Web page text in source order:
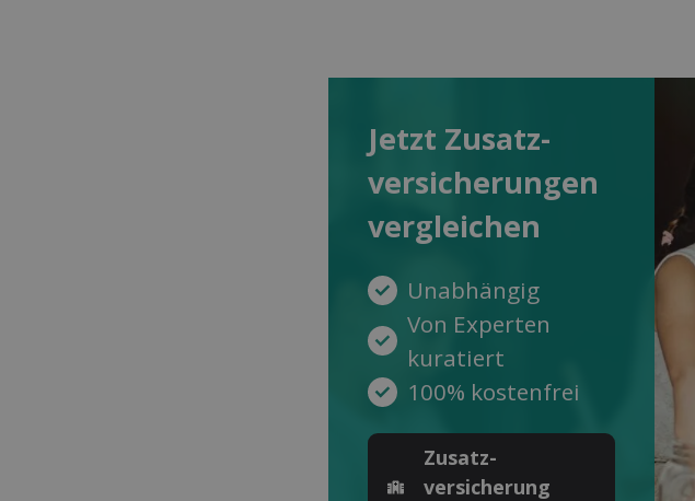
Jetzt Zusatz­
versicherungen
ver­gleichen
Unabhängig
Von Experten
kuratiert
100% kostenfrei
Zusatz­
versicherung